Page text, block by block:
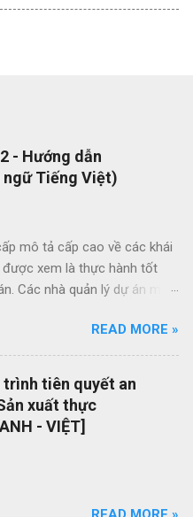
- Hướng dẫn
ngữ Tiếng Việt)
mô tả cấp cao về các khái
được xem là thực hành tốt
Các nhà quản lý dự án mới
dụng hướng dẫn quản lý dự
này để cải thiện thành công
kết quả kinh doanh. Các
bao gồm: Khuyến khích
giữa các dự án và giữa
nâng cao chất lượng dự án
READ MORE »
trình tiên quyết an
xuất thực
- VIỆT]